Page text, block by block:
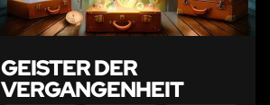
GEISTER DER
VERGANGENHEIT